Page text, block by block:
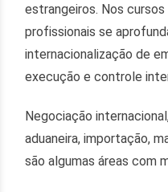
estrangeiros. Nos cursos
profissionais se
internacionalização de
execução e controle
Negociação
aduaneira, importação,
são algumas áreas com